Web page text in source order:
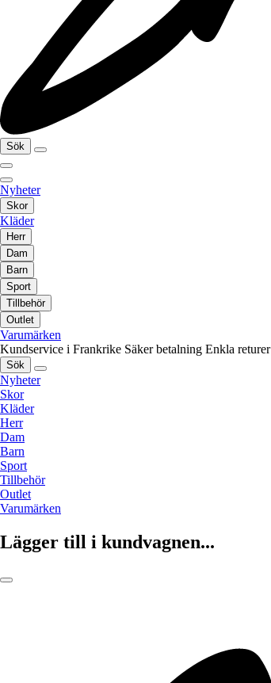
Sök
Nyheter
Skor
Kläder
Herr
Dam
Barn
Sport
Tillbehör
Outlet
Varumärken
Kundservice i Frankrike Säker betalning Enkla returer
Sök
Nyheter
Skor
Kläder
Herr
Dam
Barn
Sport
Tillbehör
Outlet
Varumärken
Lägger till i kundvagnen...